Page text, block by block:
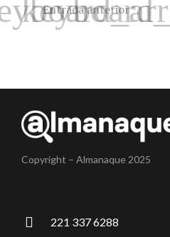
Entrada anterior
Copyright – Almanaque 2025
221 337 6288